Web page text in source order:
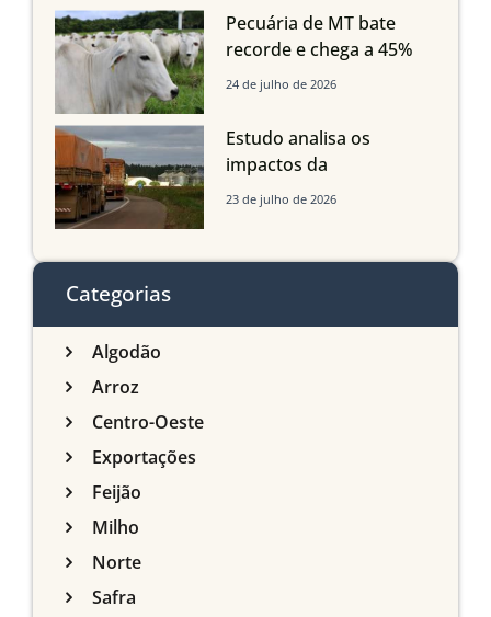
Maranhão
Pecuária de MT bate
recorde e chega a 45%
dos bovinos abatidos
24 de julho de 2026
Estudo analisa os
impactos da
infraestrutura logística
do Sul
23 de julho de 2026
Categorias
Algodão
Arroz
Centro-Oeste
Exportações
Feijão
Milho
Norte
Safra